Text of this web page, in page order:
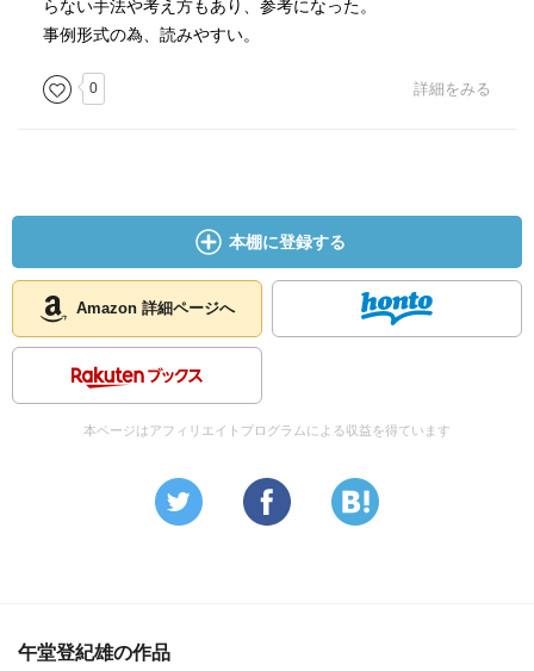
らない手法や考え方もあり、参考になった。
事例形式の為、読みやすい。
0 詳細をみる
本棚に登録する
Amazon 詳細ページへ
本ページはアフィリエイトプログラムによる収益を得ています
午堂登紀雄の作品